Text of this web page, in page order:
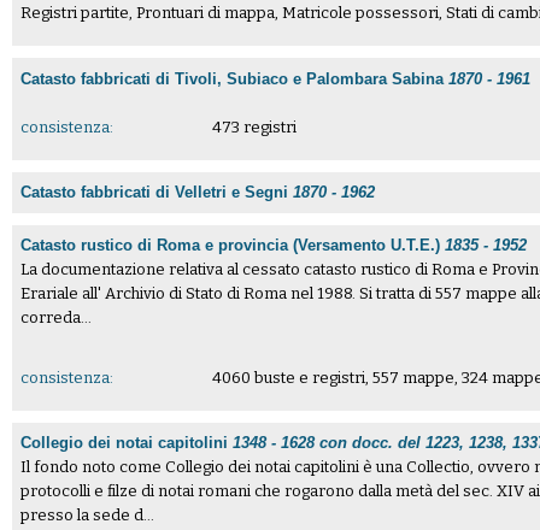
Registri partite, Prontuari di mappa, Matricole possessori, Stati di
Catasto fabbricati di Tivoli, Subiaco e Palombara Sabina1870 - 1961
consistenza: 473 registri
Catasto fabbricati di Velletri e Segni1870 - 1962
Catasto rustico di Roma e provincia (Versamento U.T.E.)1835 - 1952
La documentazione relativa al cessato catasto rustico di Roma e
Erariale all' Archivio di Stato di Roma nel 1988. Si tratta di 557 mappe
correda...
consistenza: 4060 buste e registri, 557 mappe, 324
Collegio dei notai capitolini1348 - 1628 con docc. del 1223, 1238,
Il fondo noto come Collegio dei notai capitolini è una Collectio, ovvero
protocolli e filze di notai romani che rogarono dalla metà del sec. XIV
presso la sede d...